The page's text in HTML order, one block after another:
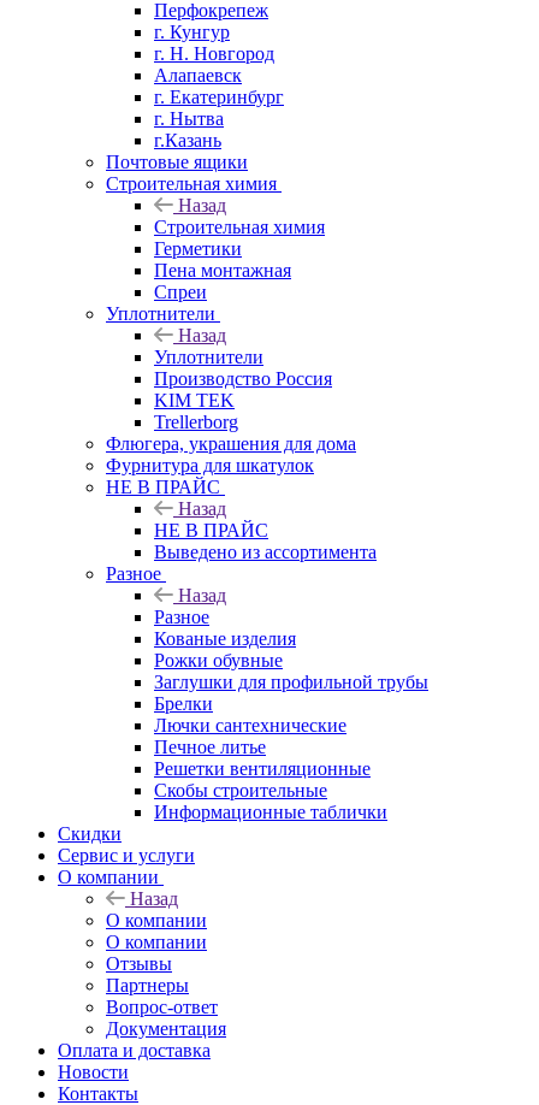
Перфокрепеж
г. Кунгур
г. Н. Новгород
Алапаевск
г. Екатеринбург
г. Нытва
г.Казань
Почтовые ящики
Строительная химия
Назад
Строительная химия
Герметики
Пена монтажная
Спреи
Уплотнители
Назад
Уплотнители
Производство Россия
KIM TEK
Trellerborg
Флюгера, украшения для дома
Фурнитура для шкатулок
НЕ В ПРАЙС
Назад
НЕ В ПРАЙС
Выведено из ассортимента
Разное
Назад
Разное
Кованые изделия
Рожки обувные
Заглушки для профильной трубы
Брелки
Лючки сантехнические
Печное литье
Решетки вентиляционные
Скобы строительные
Информационные таблички
Скидки
Сервис и услуги
О компании
Назад
О компании
О компании
Отзывы
Партнеры
Вопрос-ответ
Документация
Оплата и доставка
Новости
Контакты